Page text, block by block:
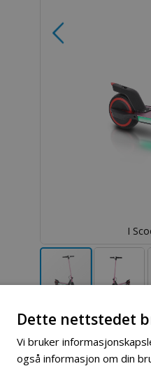
I
til
begynnelsen
av
Detaljer Mer
Dette nettstedet
Vi bruker
også informasjon om din